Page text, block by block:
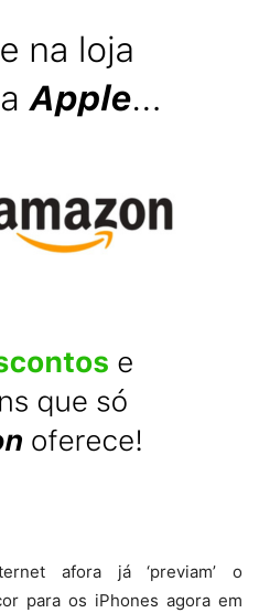
afora já ‘previam’ o
para os iPhones agora em